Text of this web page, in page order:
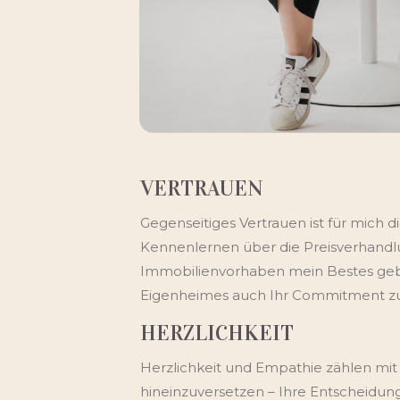
VERTRAUEN
Gegenseitiges Vertrauen ist für mich
Kennenlernen über die
Immobilienvorhaben mein Bestes
Eigenheimes auch Ihr Commitment
HERZLICHKEIT
Herzlichkeit und Empathie zählen
hineinzuversetzen – Ihre